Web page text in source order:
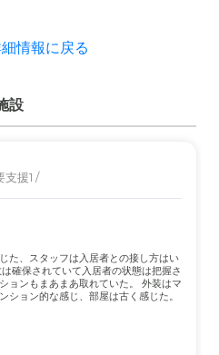
雰囲気について
ただき感謝している。
入れが行き届き、特に問題な
。
満足している。必要最低限に
十分満足できるレベル。
情報に戻る
設
援1 /
た、スタッフは入居者との接し方はい
確保されていて入居者の状態は把握さ
ョンもまあまあ取れていた。 外装はマ
ション的な感じ、部屋は古く感じた。